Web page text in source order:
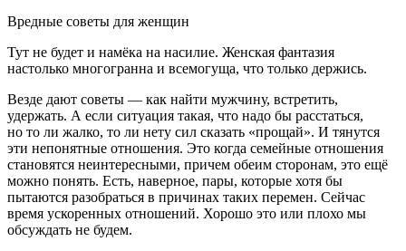
Вредные советы для женщин
Тут не будет и намёка на насилие. Женская фантазия
настолько многогранна и всемогуща, что только держись.
Везде дают советы — как найти мужчину, встретить,
удержать. А если ситуация такая, что надо бы расстаться,
но то ли жалко, то ли нету сил сказать «прощай». И тянутся
эти непонятные отношения. Это когда семейные отношения
становятся неинтересными, причем обеим сторонам, это ещё
можно понять. Есть, наверное, пары, которые хотя бы
пытаются разобраться в причинах таких перемен. Сейчас
время ускоренных отношений. Хорошо это или плохо мы
обсуждать не будем.